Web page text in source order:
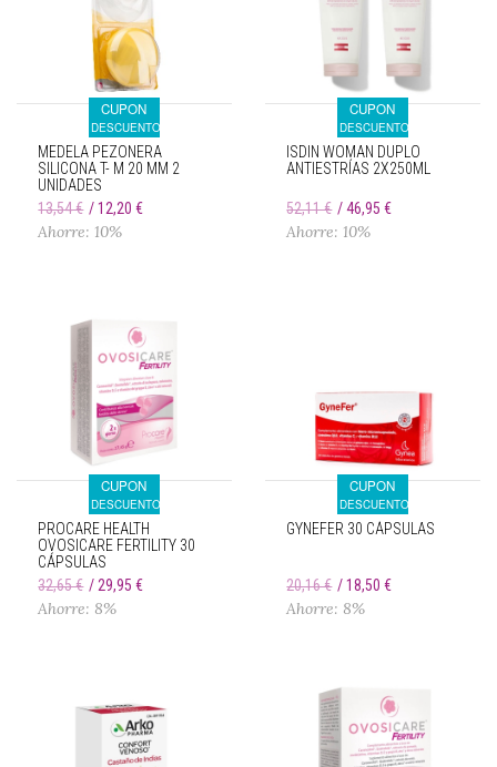
CUPON
DESCUENTO
MEDELA PEZONERA
SILICONA T- M 20 MM 2
UNIDADES
13,54 €
12,20 €
Ahorre: 10%
CUPON
DESCUENTO
ISDIN WOMAN DUPLO
ANTIESTRÍAS 2X250ML
52,11 € 46,95 €
Ahorre: 10%
CUPON
DESCUENTO
PROCARE HEALTH
OVOSICARE FERTILITY 30
CÁPSULAS
32,65 €
29,95 €
Ahorre: 8%
CUPON
DESCUENTO
GYNEFER 30 CÁPSULAS
20,16 € 18,50 €
Ahorre: 8%